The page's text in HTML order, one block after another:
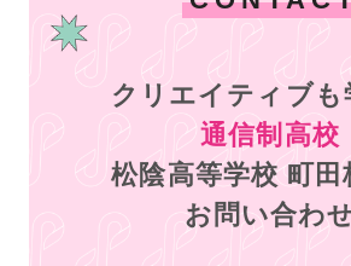
クリエイティブも
通信制高校
松陰高等学校 町田
お問い合わ